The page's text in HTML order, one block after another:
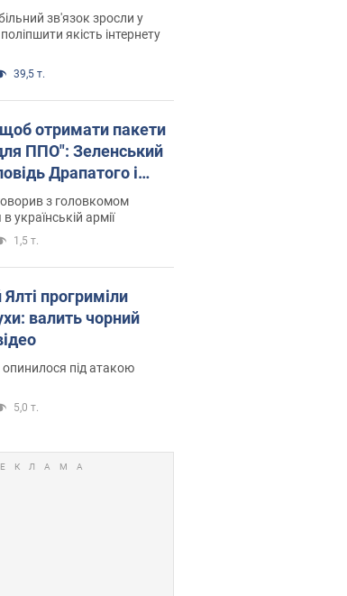
цінизв'язок зросли у
якість інтернету
39,5 т.
отримати пакети
ППО": Зеленський
Драпатого і
крокиз головкомом
українській армії
1,5 т.
Ялті прогриміли
валить чорний
опинилося під атакою
5,0 т.